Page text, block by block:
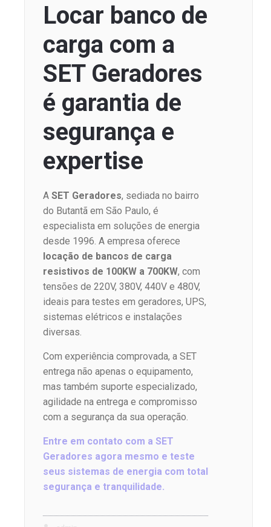
Locar banco de
carga com a
SET Geradores
é garantia de
segurança e
expertise
A SET Geradores, sediada no bairro
do Butantã em São Paulo, é
especialista em soluções de energia
desde 1996. A empresa oferece
locação de bancos de carga
resistivos de 100KW a 700KW, com
tensões de 220V, 380V, 440V e 480V,
ideais para testes em geradores, UPS,
sistemas elétricos e instalações
diversas.
Com experiência comprovada, a SET
entrega não apenas o equipamento,
mas também suporte especializado,
agilidade na entrega e compromisso
com a segurança da sua operação.
Entre em contato com a SET
Geradores agora mesmo e teste
seus sistemas de energia com total
segurança e tranquilidade.